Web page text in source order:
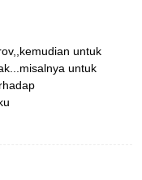
untuk
untuk